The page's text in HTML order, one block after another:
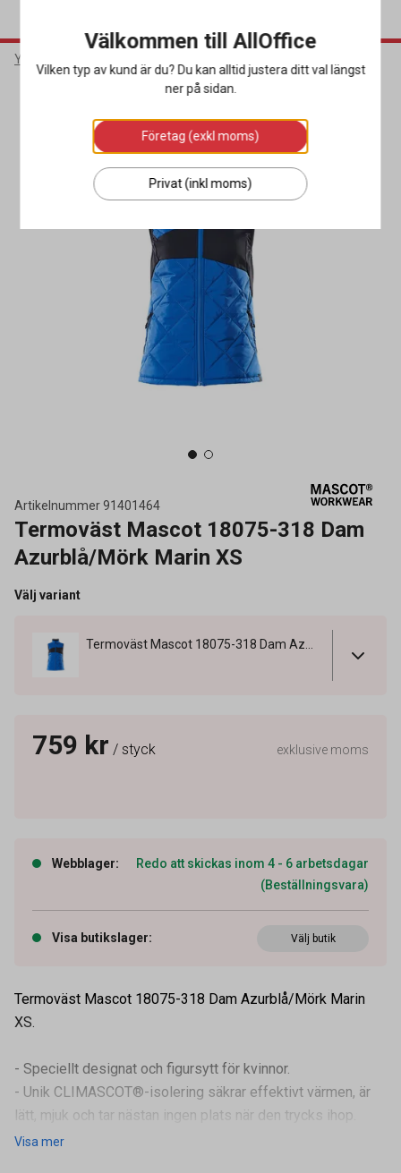
Yrkeskläder & Skydd
Miljöval
Artikelnummer91401464
Termoväst Mascot 18075-318 Dam
Azurblå/Mörk Marin XS
Välj variant
759 kr / styck exklusive moms
Webblager:
Redo att skickas inom 4 - 6 arbetsdagar
(Beställningsvara)
Visa butikslager: Välj butik
Termoväst Mascot 18075-318 Dam Azurblå/Mörk Marin
XS.
- Speciellt designat och figursytt för kvinnor.
- Unik CLIMASCOT®-isolering säkrar effektivt värmen, är
lätt, mjuk och tar nästan ingen plats när den trycks ihop.
- Vattenavvisande.
Visa mer
Välkommen till AllOffice
Vilken typ av kund är du? Du kan alltid justera ditt val längst
ner på sidan.
Företag (exkl moms)
Privat (inkl moms)